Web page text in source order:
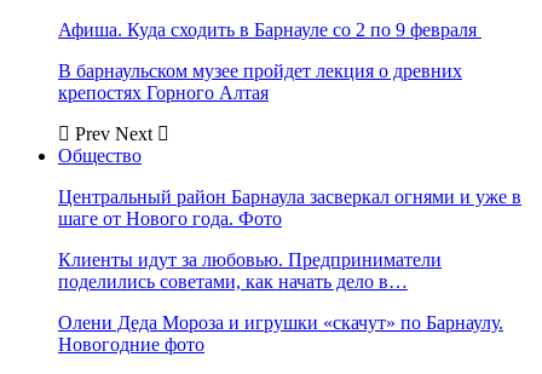
Афиша. Куда сходить в Барнауле со 2 по 9 февраля
В барнаульском музее пройдет лекция о древних
крепостях Горного Алтая
Prev Next
Общество
Центральный район Барнаула засверкал огнями и уже в
шаге от Нового года. Фото
Клиенты идут за любовью. Предприниматели
поделились советами, как начать дело в…
Олени Деда Мороза и игрушки «скачут» по Барнаулу.
Новогодние фото